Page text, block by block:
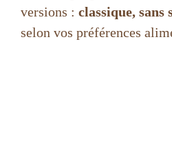
versions : classique, sans
selon vos préférences